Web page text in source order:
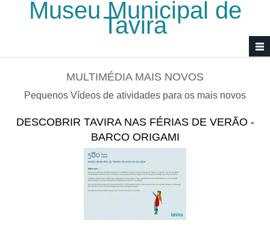
Passar para o conteúdo principal
Museu Municipal de
Tavira
MULTIMÉDIA MAIS NOVOS
Pequenos Vídeos de atividades para os mais novos
DESCOBRIR TAVIRA NAS FÉRIAS DE VERÃO -
BARCO ORIGAMI